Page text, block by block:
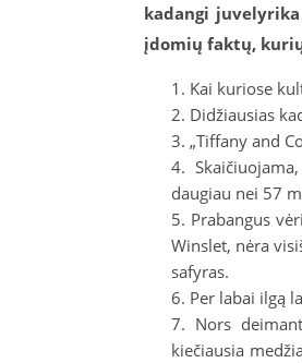
kadangi
įdomių faktų,
Kai kuriose
Didžiausias
„Tiffany and
daugiau nei 57
Prabangus
Winslet, nėra
safyras.
Per labai ilgą
Nors
kiečiausia